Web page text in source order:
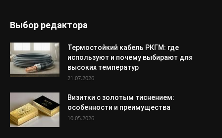
Выбор редактора
Термостойкий кабель РКГМ: где
используют и почему выбирают для
высоких температур
21.07.2026
Визитки с золотым тиснением:
особенности и преимущества
10.05.2026